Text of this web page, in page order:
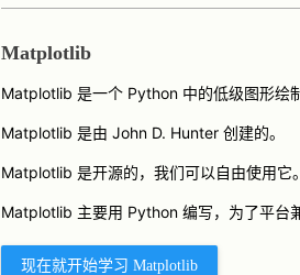
Matplotlib
Matplotlib 是一个 Python 中的低级图形绘
Matplotlib 是由 John D. Hunter 创建的。
Matplotlib 是开源的，我们可以自由使用它。
Matplotlib 主要用 Python 编写，为了平
现在就开始学习 Matplotlib